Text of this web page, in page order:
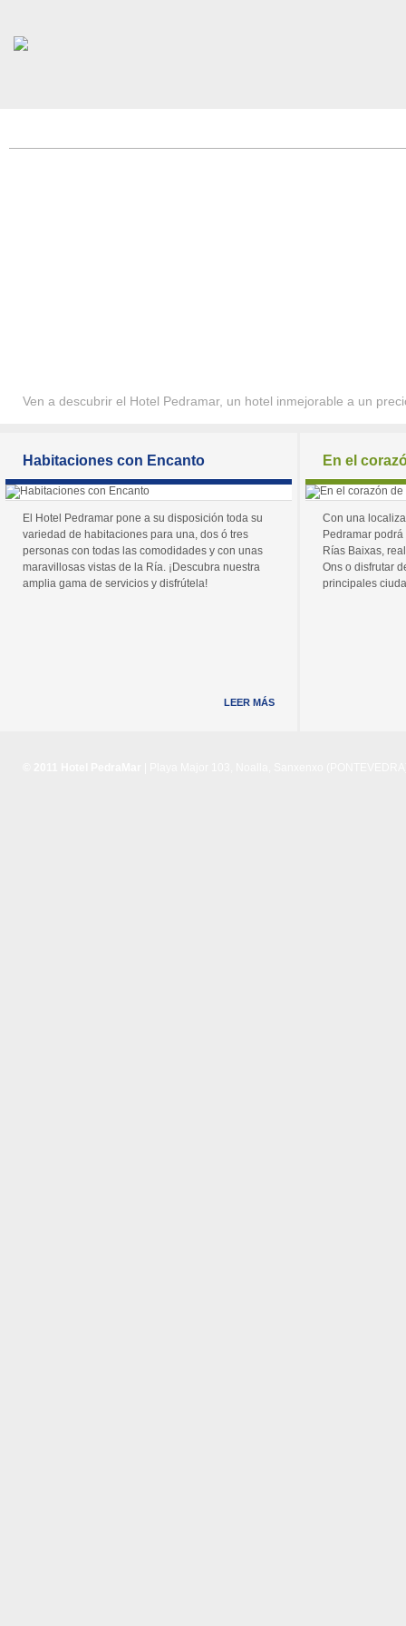
Ven a descubrir el Hotel Pedramar, un hotel inmejorable a un
Habitaciones con Encanto
El Hotel Pedramar pone a su disposición toda su
variedad de habitaciones para una, dos ó tres
personas con todas las comodidades y con unas
maravillosas vistas de la Ría. ¡Descubra nuestra
amplia gama de servicios y disfrútela!
LEER MÁS
En el
Con una
Pedramar
Rías Baixas,
Ons o disfrutar
principales